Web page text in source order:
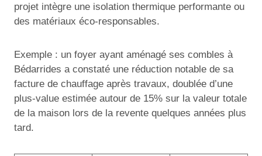
projet intègre une isolation thermique performante ou
des matériaux éco-responsables.
Exemple : un foyer ayant aménagé ses combles à
Bédarrides a constaté une réduction notable de sa
facture de chauffage après travaux, doublée d’une
plus-value estimée autour de 15% sur la valeur totale
de la maison lors de la revente quelques années plus
tard.